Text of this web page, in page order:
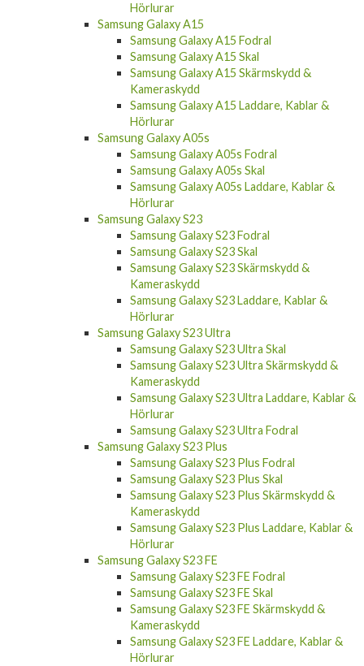
Hörlurar
Samsung Galaxy A15
Samsung Galaxy A15 Fodral
Samsung Galaxy A15 Skal
Samsung Galaxy A15 Skärmskydd &
Kameraskydd
Samsung Galaxy A15 Laddare, Kablar &
Hörlurar
Samsung Galaxy A05s
Samsung Galaxy A05s Fodral
Samsung Galaxy A05s Skal
Samsung Galaxy A05s Laddare, Kablar &
Hörlurar
Samsung Galaxy S23
Samsung Galaxy S23 Fodral
Samsung Galaxy S23 Skal
Samsung Galaxy S23 Skärmskydd &
Kameraskydd
Samsung Galaxy S23 Laddare, Kablar &
Hörlurar
Samsung Galaxy S23 Ultra
Samsung Galaxy S23 Ultra Skal
Samsung Galaxy S23 Ultra Skärmskydd &
Kameraskydd
Samsung Galaxy S23 Ultra Laddare, Kablar &
Hörlurar
Samsung Galaxy S23 Ultra Fodral
Samsung Galaxy S23 Plus
Samsung Galaxy S23 Plus Fodral
Samsung Galaxy S23 Plus Skal
Samsung Galaxy S23 Plus Skärmskydd &
Kameraskydd
Samsung Galaxy S23 Plus Laddare, Kablar &
Hörlurar
Samsung Galaxy S23 FE
Samsung Galaxy S23 FE Fodral
Samsung Galaxy S23 FE Skal
Samsung Galaxy S23 FE Skärmskydd &
Kameraskydd
Samsung Galaxy S23 FE Laddare, Kablar &
Hörlurar